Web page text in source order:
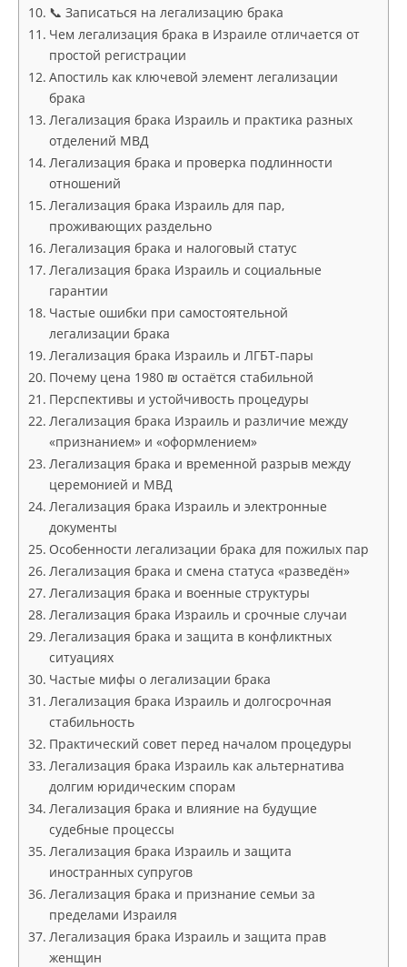
📞 Записаться на легализацию брака
Чем легализация брака в Израиле отличается от
простой регистрации
Апостиль как ключевой элемент легализации
брака
Легализация брака Израиль и практика разных
отделений МВД
Легализация брака и проверка подлинности
отношений
Легализация брака Израиль для пар,
проживающих раздельно
Легализация брака и налоговый статус
Легализация брака Израиль и социальные
гарантии
Частые ошибки при самостоятельной
легализации брака
Легализация брака Израиль и ЛГБТ-пары
Почему цена 1980 ₪ остаётся стабильной
Перспективы и устойчивость процедуры
Легализация брака Израиль и различие между
«признанием» и «оформлением»
Легализация брака и временной разрыв между
церемонией и МВД
Легализация брака Израиль и электронные
документы
Особенности легализации брака для пожилых пар
Легализация брака и смена статуса «разведён»
Легализация брака и военные структуры
Легализация брака Израиль и срочные случаи
Легализация брака и защита в конфликтных
ситуациях
Частые мифы о легализации брака
Легализация брака Израиль и долгосрочная
стабильность
Практический совет перед началом процедуры
Легализация брака Израиль как альтернатива
долгим юридическим спорам
Легализация брака и влияние на будущие
судебные процессы
Легализация брака Израиль и защита
иностранных супругов
Легализация брака и признание семьи за
пределами Израиля
Легализация брака Израиль и защита прав
женщин